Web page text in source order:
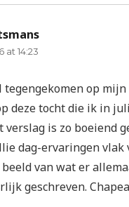
at 14:23
tegengekomen op
deze tocht die ik in
verslag is zo boeiend
dag-ervaringen vlak
van wat er
geschreven.